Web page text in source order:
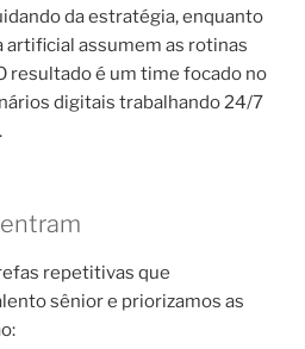
da estratégia, enquanto
assumem as rotinas
resultado é um time focado no
digitais trabalhando 24/7
repetitivas que
sênior e priorizamos as